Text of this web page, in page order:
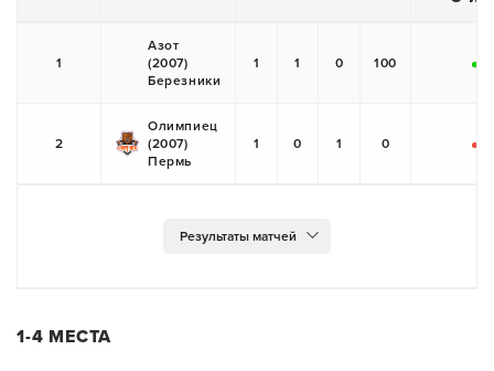
1
Азот
(2007)
Березники
1 1 0 100
+
2
Олимпиец
(2007)
Пермь
1 0 1 0
-
1-4 МЕСТА